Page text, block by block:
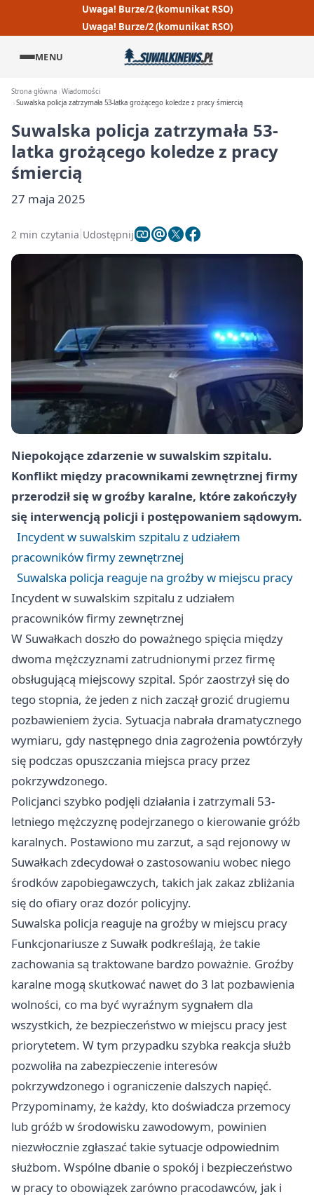
Uwaga! Burze/2 (komunikat RSO)
Uwaga! Burze/2 (komunikat RSO)
MENU
Strona główna Wiadomości
Suwalska policja zatrzymała 53-latka grożącego koledze z pracy śmiercią
Suwalska policja zatrzymała 53-
latka grożącego koledze z pracy
śmiercią
27 maja 2025
2 min czytania Udostępnij
Niepokojące zdarzenie w suwalskim szpitalu.
Konflikt między pracownikami zewnętrznej firmy
przerodził się w groźby karalne, które zakończyły
się interwencją policji i postępowaniem sądowym.
Incydent w suwalskim szpitalu z udziałem
pracowników firmy zewnętrznej
Suwalska policja reaguje na groźby w miejscu pracy
Incydent w suwalskim szpitalu z udziałem
pracowników firmy zewnętrznej
W Suwałkach doszło do poważnego spięcia między
dwoma mężczyznami zatrudnionymi przez firmę
obsługującą miejscowy szpital. Spór zaostrzył się do
tego stopnia, że jeden z nich zaczął grozić drugiemu
pozbawieniem życia. Sytuacja nabrała dramatycznego
wymiaru, gdy następnego dnia zagrożenia powtórzyły
się podczas opuszczania miejsca pracy przez
pokrzywdzonego.
Policjanci szybko podjęli działania i zatrzymali 53-
letniego mężczyznę podejrzanego o kierowanie gróźb
karalnych. Postawiono mu zarzut, a sąd rejonowy w
Suwałkach zdecydował o zastosowaniu wobec niego
środków zapobiegawczych, takich jak zakaz zbliżania
się do ofiary oraz dozór policyjny.
Suwalska policja reaguje na groźby w miejscu pracy
Funkcjonariusze z Suwałk podkreślają, że takie
zachowania są traktowane bardzo poważnie. Groźby
karalne mogą skutkować nawet do 3 lat pozbawienia
wolności, co ma być wyraźnym sygnałem dla
wszystkich, że bezpieczeństwo w miejscu pracy jest
priorytetem. W tym przypadku szybka reakcja służb
pozwoliła na zabezpieczenie interesów
pokrzywdzonego i ograniczenie dalszych napięć.
Przypominamy, że każdy, kto doświadcza przemocy
lub gróźb w środowisku zawodowym, powinien
niezwłocznie zgłaszać takie sytuacje odpowiednim
służbom. Wspólne dbanie o spokój i bezpieczeństwo
w pracy to obowiązek zarówno pracodawców, jak i